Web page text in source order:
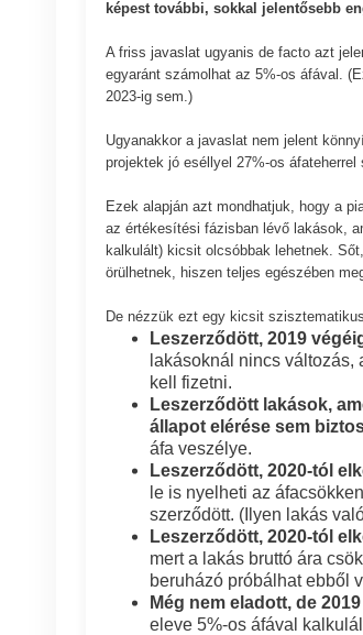
képest további, sokkal jelentősebb
A friss javaslat ugyanis de facto azt
egyaránt számolhat az 5%-os áfával.
2023-ig sem.)
Ugyanakkor a javaslat nem jelent
projektek jó eséllyel 27%-os áfateherrel
Ezek alapján azt mondhatjuk, hogy a
az értékesítési fázisban lévő lakások,
kalkulált) kicsit olcsóbbak lehetnek.
örülhetnek, hiszen teljes egészében
De nézzük ezt egy kicsit
Leszerződött, 2019
lakásoknál nincs változás,
kell fizetni.
Leszerződött lakások,
állapot elérése sem
áfa veszélye.
Leszerződött, 2020-tól
le is nyelheti az
szerződött. (Ilyen lakás
Leszerződött, 2020-tól
mert a lakás bruttó ára
beruházó próbálhat ebből
Még nem eladott, de
eleve 5%-os áfával